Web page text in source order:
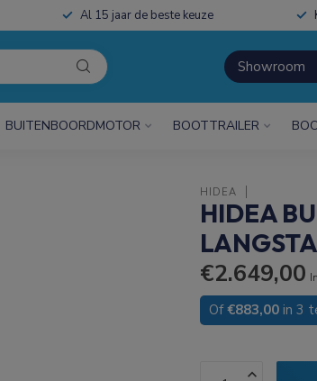
Al 15 jaar de beste keuze
Showroom
BUITENBOORDMOTOR BOOTTRAILER
HIDEA
HIDEA
€2.649,00
Of€883,00 in 3